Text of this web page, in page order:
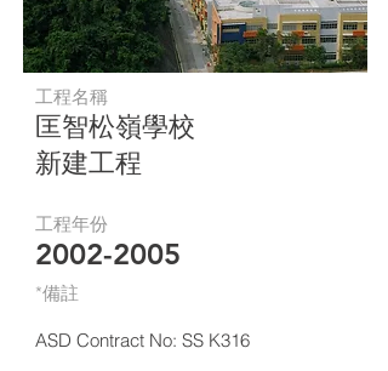
工程名稱
匡智松嶺學校
新建工程
工程年份
2002-2005
*​備註
ASD Contract No: SS K316